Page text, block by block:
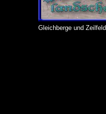
Gleichberge und Zeilfeld